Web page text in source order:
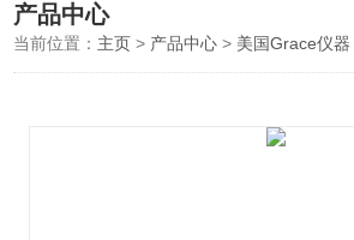
产品中心
当前位置： 主页 > 产品中心 > 美国Grace仪器